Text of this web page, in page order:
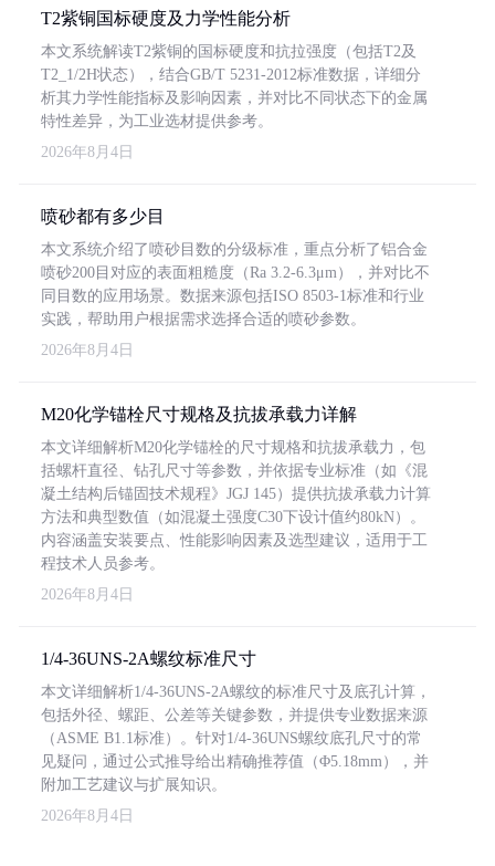
T2紫铜国标硬度及力学性能分析
本文系统解读T2紫铜的国标硬度和抗拉强度（包括T2及
T2_1/2H状态），结合GB/T 5231-2012标准数据，详细分
析其力学性能指标及影响因素，并对比不同状态下的金属
特性差异，为工业选材提供参考。
2026年8月4日
喷砂都有多少目
本文系统介绍了喷砂目数的分级标准，重点分析了铝合金
喷砂200目对应的表面粗糙度（Ra 3.2-6.3μm），并对比不
同目数的应用场景。数据来源包括ISO 8503-1标准和行业
实践，帮助用户根据需求选择合适的喷砂参数。
2026年8月4日
M20化学锚栓尺寸规格及抗拔承载力详解
本文详细解析M20化学锚栓的尺寸规格和抗拔承载力，包
括螺杆直径、钻孔尺寸等参数，并依据专业标准（如《混
凝土结构后锚固技术规程》JGJ 145）提供抗拔承载力计算
方法和典型数值（如混凝土强度C30下设计值约80kN）。
内容涵盖安装要点、性能影响因素及选型建议，适用于工
程技术人员参考。
2026年8月4日
1/4-36UNS-2A螺纹标准尺寸
本文详细解析1/4-36UNS-2A螺纹的标准尺寸及底孔计算，
包括外径、螺距、公差等关键参数，并提供专业数据来源
（ASME B1.1标准）。针对1/4-36UNS螺纹底孔尺寸的常
见疑问，通过公式推导给出精确推荐值（Φ5.18mm），并
附加工艺建议与扩展知识。
2026年8月4日